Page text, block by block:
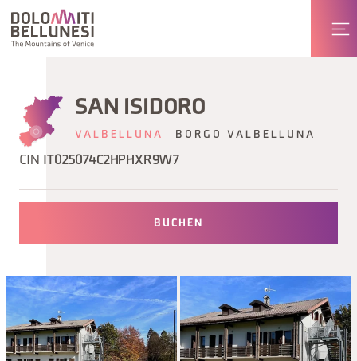
SAN ISIDORO
VALBELLUNA BORGO VALBELLUNA
CIN IT025074C2HPHXR9W7
BUCHEN